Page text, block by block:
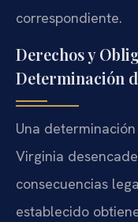
correspondiente.
Derechos y
Determinación
Una
Virginia
consecuencias
establecido